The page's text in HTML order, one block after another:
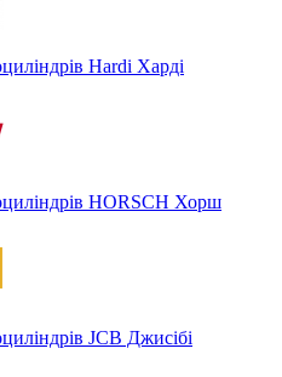
Hardi Харді
HORSCH Хорш
JCB Джисібі